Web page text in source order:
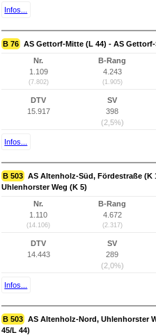
Infos...
B 76 AS Gettorf-Mitte (L 44) - AS Gettorf-
Nr.
1.109
(7.802)
B-Rang
4.243
(1.905)
DTV
15.917
SV
398
(2,5%)
Infos...
B 503 AS Altenholz-Süd, Fördestraße (K
Uhlenhorster Weg (K 5)
Nr.
1.110
(14.106)
B-Rang
4.672
(2.317)
DTV
14.443
SV
289
(2,0%)
Infos...
B 503 AS Altenholz-Nord, Uhlenhorster
45/L 44)